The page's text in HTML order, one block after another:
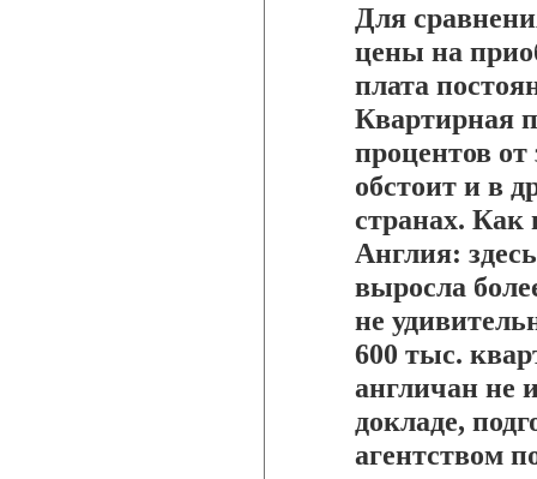
Для
цены на
плата
Квартирная
процентов
обстоит и в
странах. Как
Англия:
выросла
не
600 тыс.
англичан не
докладе,
агентством